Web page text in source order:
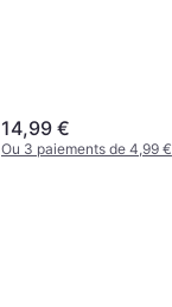
14,99 €
Ou 3 paiements de 4,99 €